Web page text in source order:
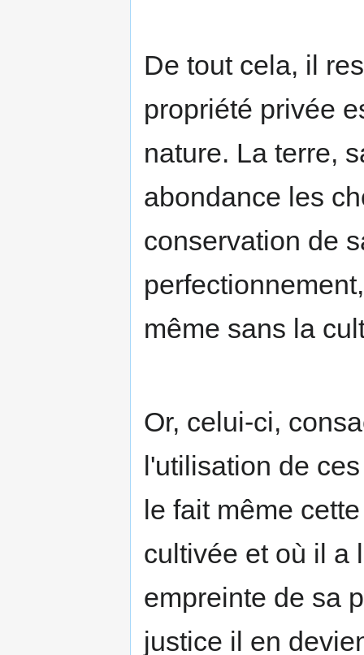
De tout cela, il
propriété privée
nature. La terre,
abondance les
conservation de
même sans la
Or, celui-ci,
l'utilisation de
le fait même
cultivée et où il a
empreinte de sa
justice il en